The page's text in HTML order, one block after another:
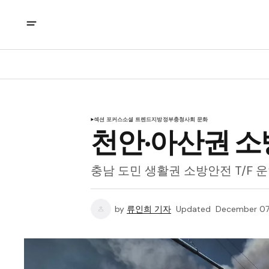
섹션 포커스소셜 트렌드지방정부충청사회 문화
천안‧아산권
충남 도민 생활권 소방안전 T/F
by 류인희 기자 Updated December